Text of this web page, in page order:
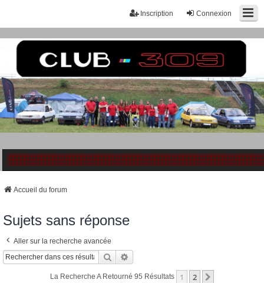
Connexion
Inscription
Accueil du forum
Sujets sans réponse
Aller sur la recherche avancée
Rechercher
La Recherche A Retourné 95 Résultats 1 2